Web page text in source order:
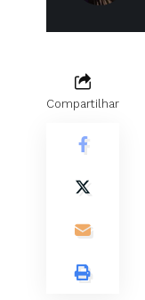
Compartilhar